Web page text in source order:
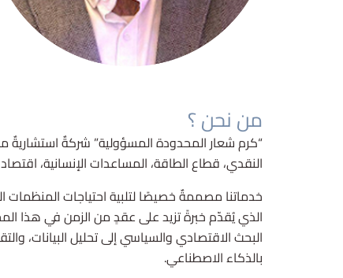
من نحن ؟
“كرم شعار المحدودة المسؤولية” شركةٌ استشاريةٌ
النقدي، قطاع الطاقة، المساعدات الإنسانية،
خدماتنا مصممةٌ خصيصًا لتلبية احتياجات
الذي يُقدّم خبرةً تزيد على عقدٍ من الزمن في هذا
بالذكاء الاصطناعي.